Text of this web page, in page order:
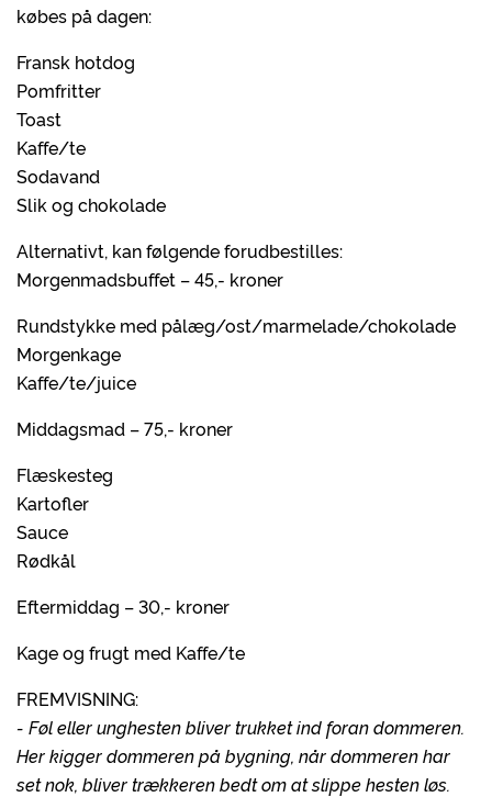
købes på dagen:
Fransk hotdog
Pomfritter
Toast
Kaffe/te
Sodavand
Slik og chokolade
Alternativt, kan følgende forudbestilles:
Morgenmadsbuffet – 45,- kroner
Rundstykke med pålæg/ost/marmelade/chokolade
Morgenkage
Kaffe/te/juice
Middagsmad – 75,- kroner
Flæskesteg
Kartofler
Sauce
Rødkål
Eftermiddag – 30,- kroner
Kage og frugt med Kaffe/te
FREMVISNING:
- Føl eller unghesten bliver trukket ind foran dommeren.
Her kigger dommeren på bygning, når dommeren har
set nok, bliver trækkeren bedt om at slippe hesten løs.